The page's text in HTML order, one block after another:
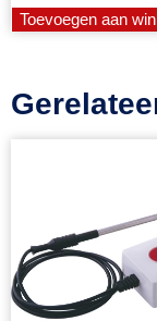
Toevoegen aan